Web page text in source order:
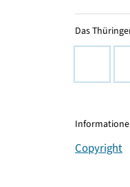
Das
Copyright